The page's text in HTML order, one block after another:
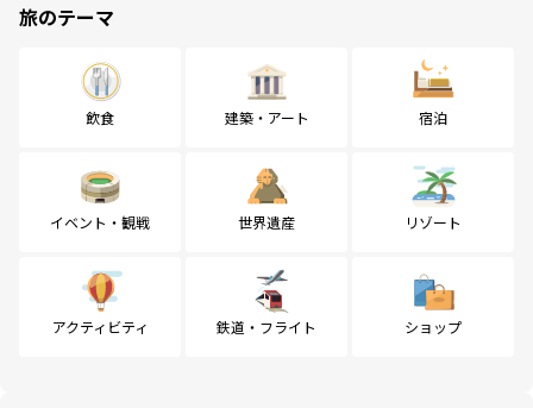
旅のテーマ
飲食 建築・アート 宿泊
イベント・観戦 世界遺産 リゾート
アクティビティ 鉄道・フライト ショップ